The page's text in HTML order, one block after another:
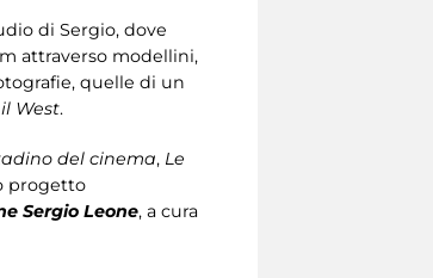
di Sergio, dove
attraverso modellini,
quelle di un
West.
del cinema, Le
progetto
Sergio Leone, a cura